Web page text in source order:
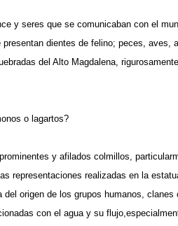
y seres que se comunicaban con el
dientes de felino; peces, aves,
del Alto Magdalena,
o lagartos?
y afilados colmillos,
representaciones realizadas en la
origen de los grupos humanos,
con el agua y su